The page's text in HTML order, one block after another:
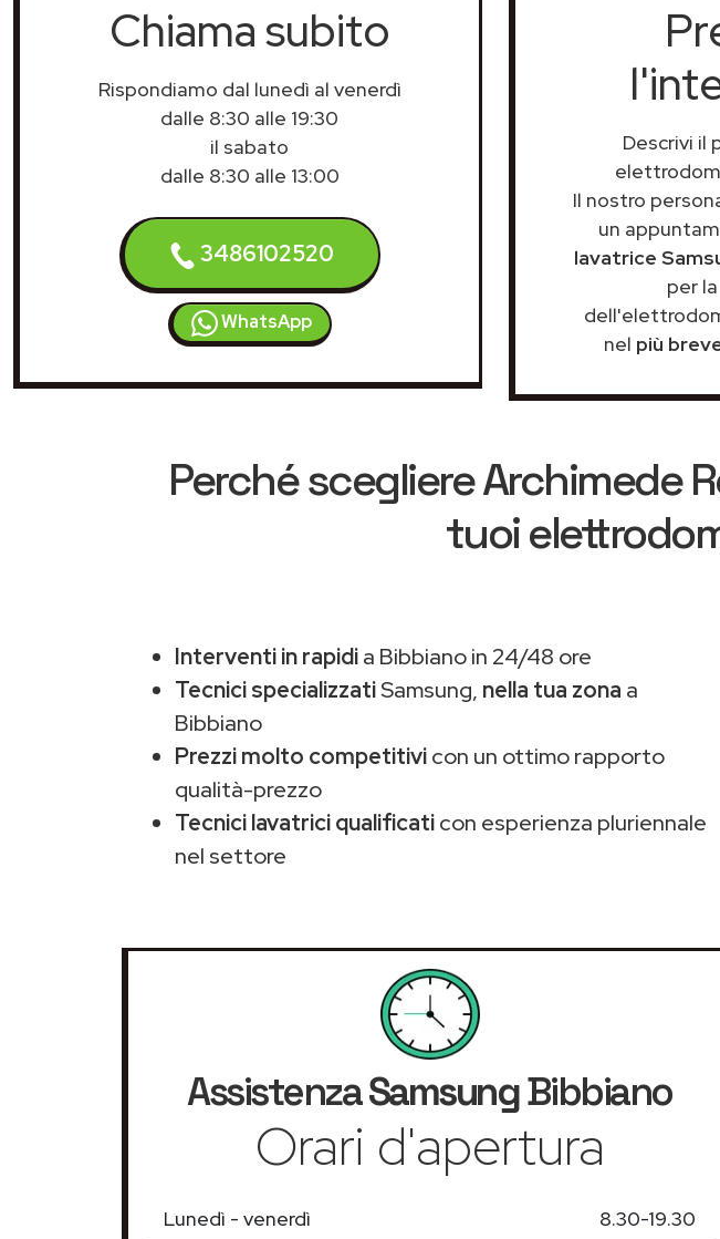
Chiama subito
Rispondiamo dal lunedì al venerdì
dalle 8:30 alle 19:30
il sabato
dalle 8:30 alle 13:00
3486102520
WhatsApp
Descrivi il
Il nostro
un
lavatrice
per
nel più
Perché scegliereArchimede
tuoi
Interventi in rapidia Bibbiano in 24/48 ore
Tecnici specializzatiSamsung, nella tua zona a
Bibbiano
Prezzi molto competitivicon un ottimo rapporto
qualità-prezzo
Tecnici lavatrici qualificaticon esperienza pluriennale
nel settore
AssistenzaSamsungBibbiano
Orari d'apertura
Lunedì - venerdì
8.30-19.30